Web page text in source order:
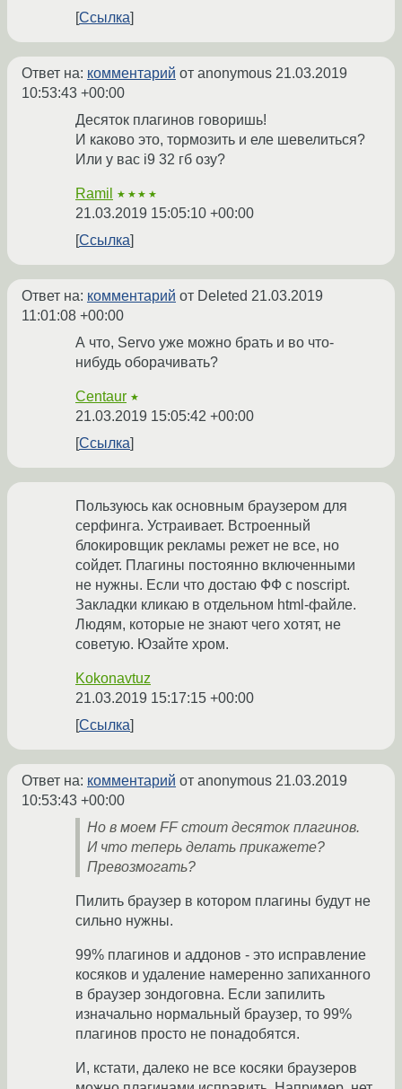
Ссылка
Ответ на: комментарий от anonymous 21.03.2019
10:53:43 +00:00
Десяток плагинов говоришь!
И каково это, тормозить и еле шевелиться?
Или у вас i9 32 гб озу?
Ramil ★★★★
21.03.2019 15:05:10 +00:00
Ссылка
Ответ на: комментарий от Deleted 21.03.2019
11:01:08 +00:00
А что, Servo уже можно брать и во что-
нибудь оборачивать?
Centaur ★
21.03.2019 15:05:42 +00:00
Ссылка
Пользуюсь как основным браузером для
серфинга. Устраивает. Встроенный
блокировщик рекламы режет не все, но
сойдет. Плагины постоянно включенными
не нужны. Если что достаю ФФ с noscript.
Закладки кликаю в отдельном html-файле.
Людям, которые не знают чего хотят, не
советую. Юзайте хром.
Kokonavtuz
21.03.2019 15:17:15 +00:00
Ссылка
Ответ на: комментарий от anonymous 21.03.2019
10:53:43 +00:00
Но в моем FF стоит десяток плагинов.
И что теперь делать прикажете?
Превозмогать?
Пилить браузер в котором плагины будут не
сильно нужны.
99% плагинов и аддонов - это исправление
косяков и удаление намеренно запиханного
в браузер зондоговна. Если запилить
изначально нормальный браузер, то 99%
плагинов просто не понадобятся.
И, кстати, далеко не все косяки браузеров